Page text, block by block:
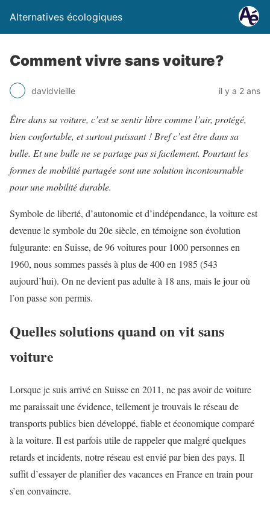
Alternatives écologiques
Comment vivre sans voiture?
davidvieille il y a 2 ans
Être dans sa voiture, c’est se sentir libre comme l’air, protégé,
bien confortable, et surtout puissant ! Bref c’est être dans sa
bulle. Et une bulle ne se partage pas si facilement. Pourtant les
formes de mobilité partagée sont une solution incontournable
pour une mobilité durable.
Symbole de liberté, d’autonomie et d’indépendance, la voiture est
devenue le symbole du 20e siècle, en témoigne son évolution
fulgurante: en Suisse, de 96 voitures pour 1000 personnes en
1960, nous sommes passés à plus de 400 en 1985 (543
aujourd’hui). On ne devient pas adulte à 18 ans, mais le jour où
l’on passe son permis.
Quelles solutions quand on vit sans
voiture
Lorsque je suis arrivé en Suisse en 2011, ne pas avoir de voiture
me paraissait une évidence, tellement je trouvais le réseau de
transports publics bien développé, fiable et économique comparé
à la voiture. Il est parfois utile de rappeler que malgré quelques
retards et incidents, notre réseau est envié par bien des pays. Il
suffit d’essayer de planifier des vacances en France en train pour
s’en convaincre.